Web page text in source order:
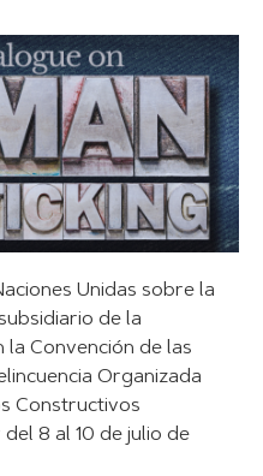
Unidas sobre la
de la
la Convención de las
Organizada
Constructivos
8 al 10 de julio de